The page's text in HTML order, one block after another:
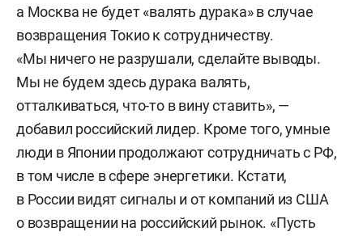
а Москва не будет «валять дурака» в случае
возвращения Токио к сотрудничеству.
«Мы ничего не разрушали, сделайте выводы.
Мы не будем здесь дурака валять,
отталкиваться, что-то в вину ставить», —
добавил российский лидер. Кроме того, умные
люди в Японии продолжают сотрудничать с РФ,
в том числе в сфере энергетики. Кстати,
в России видят сигналы и от компаний из США
о возвращении на российский рынок. «Пусть